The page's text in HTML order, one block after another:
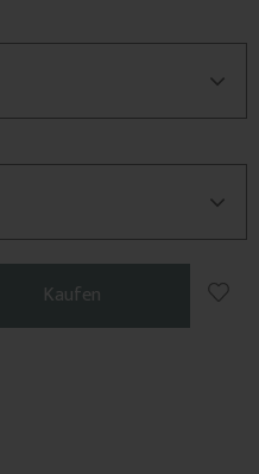
Kaufen
Zu